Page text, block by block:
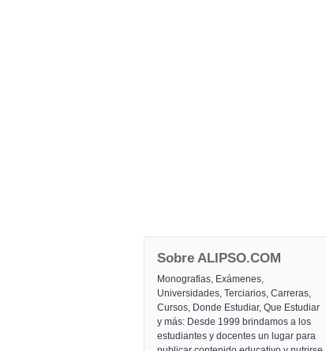
Sobre ALIPSO.COM
Monografias, Exámenes,
Universidades, Terciarios, Carreras,
Cursos, Donde Estudiar, Que Estudiar
y más: Desde 1999 brindamos a los
estudiantes y docentes un lugar para